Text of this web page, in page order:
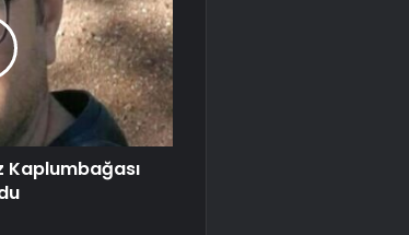
Kaplumbağası